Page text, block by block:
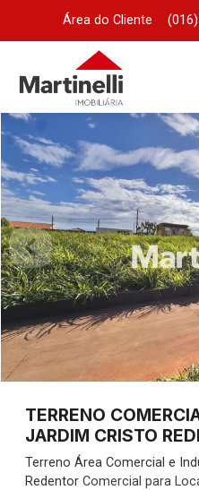
Área do Cliente
TERRENO
JARDIM CRISTO
Terreno Área Comercial e
Redentor Comercial para